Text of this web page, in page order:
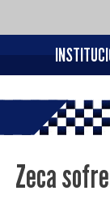
Zeca